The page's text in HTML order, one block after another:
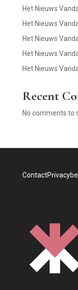
Het Nieuws
Het Nieuws
Het Nieuws
Het Nieuws
Het Nieuws
Recent
No comments to
Contact